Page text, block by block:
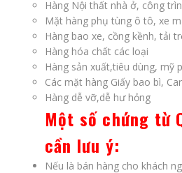
Hàng Nội thất nhà ở, công
Mặt hàng phụ tùng ô tô, xe
Hàng bao xe, cồng kềnh, tải
Hàng hóa chất các loại
Hàng sản xuất,tiêu dùng, mỹ
Các mặt hàng Giấy bao bì,
Hàng dễ vỡ,dễ hư hỏng
Một số chứng từ
cần lưu ý:
Nếu là bán hàng cho khách